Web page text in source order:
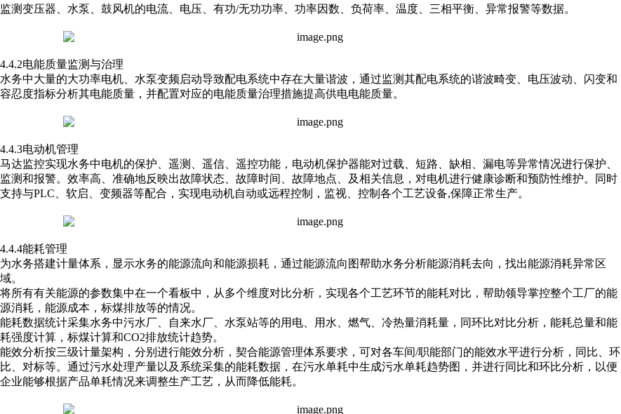
监测变压器、水泵、鼓风机的电流、电压、有功/无功功率、功率因数、负荷率、温度、三相平衡、异常报警等数据。
4.4.2电能质量监测与治理
水务中大量的大功率电机、水泵变频启动导致配电系统中存在大量谐波，通过监测其配电系统的谐波畸变、电压波动、闪变和
容忍度指标分析其电能质量，并配置对应的电能质量治理措施提高供电电能质量。
4.4.3电动机管理
马达监控实现水务中电机的保护、遥测、遥信、遥控功能，电动机保护器能对过载、短路、缺相、漏电等异常情况进行保护、
监测和报警。效率高、准确地反映出故障状态、故障时间、故障地点、及相关信息，对电机进行健康诊断和预防性维护。同时
支持与PLC、软启、变频器等配合，实现电动机自动或远程控制，监视、控制各个工艺设备,保障正常生产。
4.4.4能耗管理
为水务搭建计量体系，显示水务的能源流向和能源损耗，通过能源流向图帮助水务分析能源消耗去向，找出能源消耗异常区
域。
将所有有关能源的参数集中在一个看板中，从多个维度对比分析，实现各个工艺环节的能耗对比，帮助领导掌控整个工厂的能
源消耗，能源成本，标煤排放等的情况。
能耗数据统计采集水务中污水厂、自来水厂、水泵站等的用电、用水、燃气、冷热量消耗量，同环比对比分析，能耗总量和能
耗强度计算，标煤计算和CO2排放统计趋势。
能效分析按三级计量架构，分别进行能效分析，契合能源管理体系要求，可对各车间/职能部门的能效水平进行分析，同比、环
比、对标等。通过污水处理产量以及系统采集的能耗数据，在污水单耗中生成污水单耗趋势图，并进行同比和环比分析，以便
企业能够根据产品单耗情况来调整生产工艺，从而降低能耗。